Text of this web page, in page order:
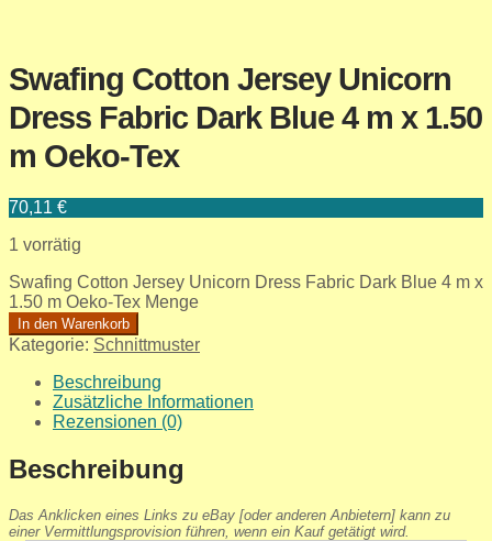
Swafing Cotton Jersey Unicorn
Dress Fabric Dark Blue 4 m x 1.50
m Oeko-Tex
70,11 €
1 vorrätig
Swafing Cotton Jersey Unicorn Dress Fabric Dark Blue 4 m x
1.50 m Oeko-Tex Menge
In den Warenkorb
Kategorie: Schnittmuster
Beschreibung
Zusätzliche Informationen
Rezensionen (0)
Beschreibung
Das Anklicken eines Links zu eBay [oder anderen Anbietern] kann zu
einer Vermittlungsprovision führen, wenn ein Kauf getätigt wird.